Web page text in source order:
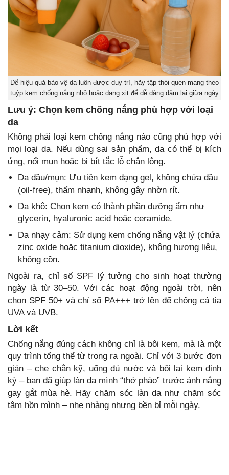
Để hiệu quả bảo vệ da luôn được duy trì, hãy tập thói quen mang theo
tuýp kem chống nắng nhỏ hoặc dạng xịt để dễ dàng dặm lại giữa ngày
Lưu ý: Chọn kem chống nắng phù hợp với loại
da
Không phải loại kem chống nắng nào cũng phù hợp với
mọi loại da. Nếu dùng sai sản phẩm, da có thể bị kích
ứng, nổi mụn hoặc bị bít tắc lỗ chân lông.
Da dầu/mụn: Ưu tiên kem dạng gel, không chứa dầu
(oil-free), thấm nhanh, không gây nhờn rít.
Da khô: Chọn kem có thành phần dưỡng ẩm như
glycerin, hyaluronic acid hoặc ceramide.
Da nhạy cảm: Sử dụng kem chống nắng vật lý (chứa
zinc oxide hoặc titanium dioxide), không hương liệu,
không cồn.
Ngoài ra, chỉ số SPF lý tưởng cho sinh hoạt thường
ngày là từ 30–50. Với các hoạt động ngoài trời, nên
chọn SPF 50+ và chỉ số PA+++ trở lên để chống cả tia
UVA và UVB.
Lời kết
Chống nắng đúng cách không chỉ là bôi kem, mà là một
quy trình tổng thể từ trong ra ngoài. Chỉ với 3 bước đơn
giản – che chắn kỹ, uống đủ nước và bôi lại kem định
kỳ – bạn đã giúp làn da mình “thở phào” trước ánh nắng
gay gắt mùa hè. Hãy chăm sóc làn da như chăm sóc
tâm hồn mình – nhẹ nhàng nhưng bền bỉ mỗi ngày.